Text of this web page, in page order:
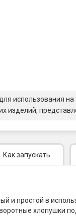
использования
изделий,
Как запускать
и простой в
хлопушки